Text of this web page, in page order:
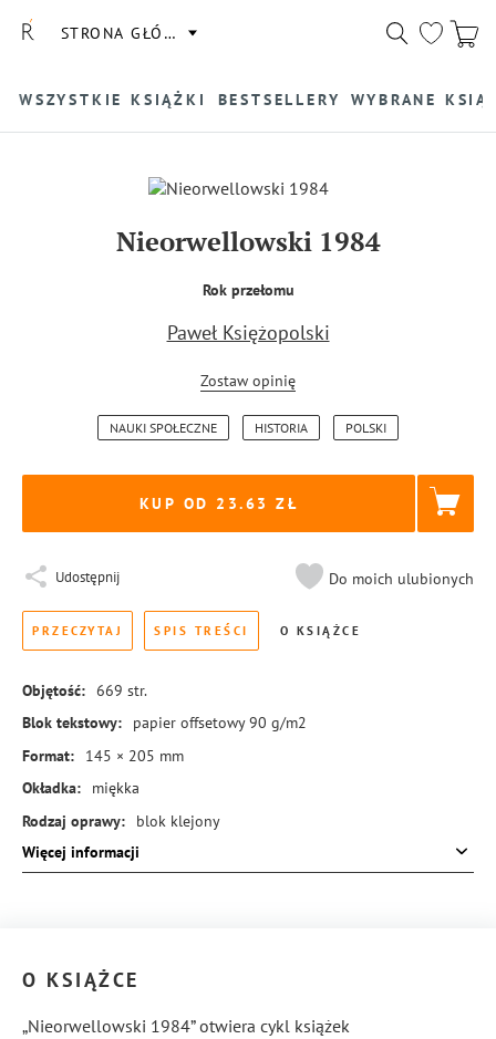
STRONA GŁÓWNA
WSZYSTKIE KSIĄŻKI BESTSELLERY WYBRANE
Nieorwellowski 1984
Rok przełomu
Paweł Księżopolski
Zostaw opinię
NAUKI SPOŁECZNE HISTORIA POLSKI
KUP OD 23.63
Udostępnij Do moich ulubionych
PRZECZYTAJ SPIS TREŚCI O KSIĄŻCE
Objętość: 669 str.
Blok tekstowy:
papier offsetowy 90 g/m2
Format:
145 × 205 mm
Okładka:
miękka
Rodzaj oprawy:
blok klejony
ISBN:
978-83-8384-421-3
Więcej informacji
O KSIĄŻCE
„Nieorwellowski 1984” otwiera cykl książek